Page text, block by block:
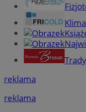
reklama
reklama